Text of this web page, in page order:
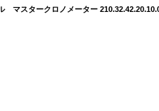
マスタークロノメーター